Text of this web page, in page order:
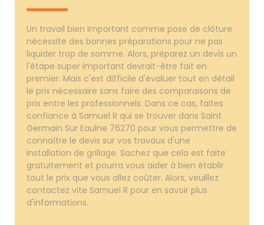
Un travail bien important comme pose de clôture
nécessite des bonnes préparations pour ne pas
liquider trop de somme. Alors, préparez un devis un
l'étape super important devrait-être fait en
premier. Mais c'est difficile d'évaluer tout en détail
le prix nécessaire sans faire des comparaisons de
prix entre les professionnels. Dans ce cas, faites
confiance à Samuel R qui se trouver dans Saint
Germain Sur Eaulne 76270 pour vous permettre de
connaître le devis sur vos travaux d'une
installation de grillage. Sachez que cela est faite
gratuitement et pourra vous aider à bien établir
tout le prix que vous allez coûter. Alors, veuillez
contactez vite Samuel R pour en savoir plus
d'informations.